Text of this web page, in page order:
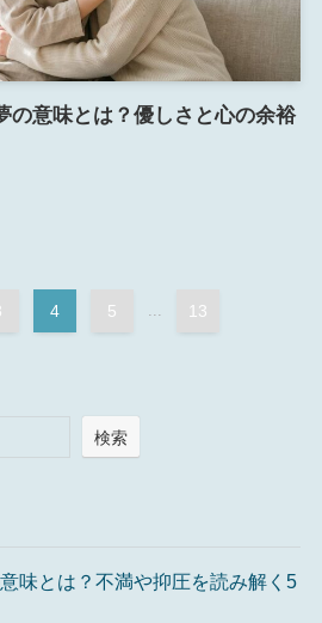
の意味とは？優しさと心の余裕
4 5 13
検索
味とは？不満や抑圧を読み解く5